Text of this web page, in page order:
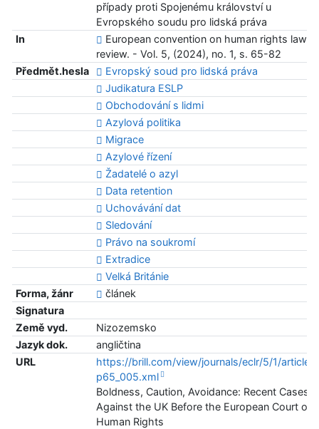
případy proti Spojenému království u
Evropského soudu pro lidská práva
In
European convention on human rights law
review. - Vol. 5, (2024), no. 1, s. 65-82
Předmět.hesla
Evropský soud pro lidská práva
Judikatura ESLP
Obchodování s lidmi
Azylová politika
Migrace
Azylové řízení
Žadatelé o azyl
Data retention
Uchovávání dat
Sledování
Právo na soukromí
Extradice
Velká Británie
Forma, žánr
článek
Signatura
Země vyd.
Nizozemsko
Jazyk dok.
angličtina
URL
https://brill.com/view/journals/eclr/5/1/article-
p65_005.xml
Boldness, Caution, Avoidance: Recent Cases
Against the UK Before the European Court of
Human Rights